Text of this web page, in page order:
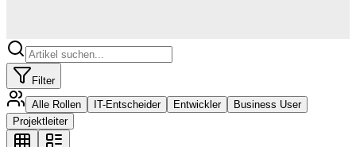
Filter
Alle Rollen
IT-Entscheider Entwickler
Business User
Projektleiter